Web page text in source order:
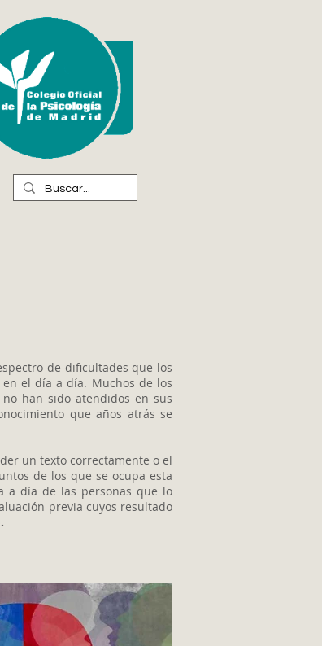
de dificultades que los
el día a día. Muchos de los
han sido atendidos en sus
que años atrás se
un texto correctamente o el
de los que se ocupa esta
a día de las personas que lo
previa cuyos resultado